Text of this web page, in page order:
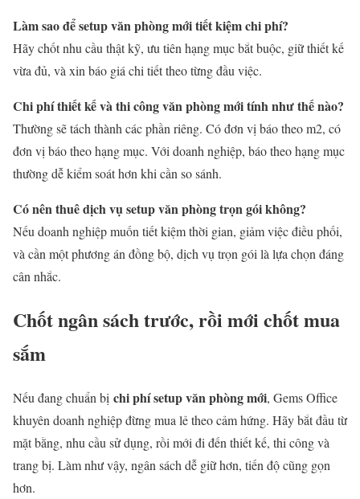
Làm sao để setup văn phòng mới tiết kiệm chi phí?
Hãy chốt nhu cầu thật kỹ, ưu tiên hạng mục bắt buộc, giữ thiết kế
vừa đủ, và xin báo giá chi tiết theo từng đầu việc.
Chi phí thiết kế và thi công văn phòng mới tính như thế nào?
Thường sẽ tách thành các phần riêng. Có đơn vị báo theo m2, có
đơn vị báo theo hạng mục. Với doanh nghiệp, báo theo hạng mục
thường dễ kiểm soát hơn khi cần so sánh.
Có nên thuê dịch vụ setup văn phòng trọn gói không?
Nếu doanh nghiệp muốn tiết kiệm thời gian, giảm việc điều phối,
và cần một phương án đồng bộ, dịch vụ trọn gói là lựa chọn đáng
cân nhắc.
Chốt ngân sách trước, rồi mới chốt mua
sắm
Nếu đang chuẩn bị chi phí setup văn phòng mới, Gems Office
khuyên doanh nghiệp đừng mua lẻ theo cảm hứng. Hãy bắt đầu từ
mặt bằng, nhu cầu sử dụng, rồi mới đi đến thiết kế, thi công và
trang bị. Làm như vậy, ngân sách dễ giữ hơn, tiến độ cũng gọn
hơn.